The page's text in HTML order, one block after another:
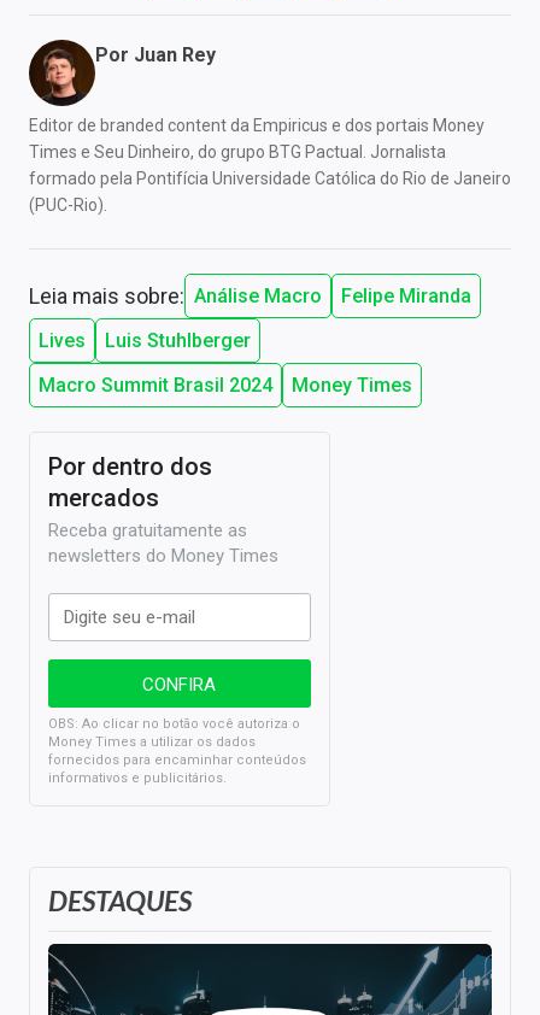
Por Juan Rey
Editor de branded content da Empiricus e dos portais Money
Times e Seu Dinheiro, do grupo BTG Pactual. Jornalista
formado pela Pontifícia Universidade Católica do Rio de Janeiro
(PUC-Rio).
Leia mais sobre: Análise Macro
Felipe Miranda
Lives
Luis Stuhlberger
Macro Summit Brasil 2024
Money Times
DESTAQUES
Por dentro dos
mercados
Receba gratuitamente as
newsletters do Money Times
OBS: Ao clicar no botão você autoriza o
Money Times a utilizar os dados
fornecidos para encaminhar conteúdos
informativos e publicitários.